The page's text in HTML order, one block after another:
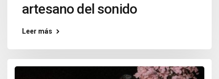
artesano del sonido
Leer más